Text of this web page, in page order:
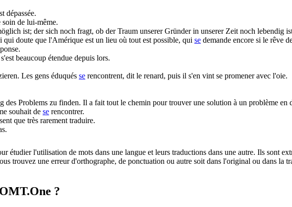
dépassée.
soin de lui-même.
ist; dersich noch fragt, ob der Traum unserer Gründer in unserer Zeit noch lebendig
qui doute que l'Amérique est un lieu où tout est possible, qui se demande encore si le rêve
beaucoup étendue depuis lors.
Les gens éduqués se rencontrent, dit le renard, puis il s'en vint se promener avec l'oie.
des Problems zu finden. Il a fait tout le chemin pour trouver une solution à un problème en
souhait de se rencontrer.
que très rarement traduire.
étudier l'utilisation de mots dans une langue et leurs traductions dans une autre. Ils sont
trouvez une erreur d'orthographe, de ponctuation ou autre soit dans l'original ou dans la
?